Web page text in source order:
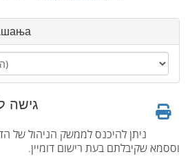
גישה
ניתן להיכנס לממשק הניהול של
וססמא שקיבלתם בעת רישום דומיין.